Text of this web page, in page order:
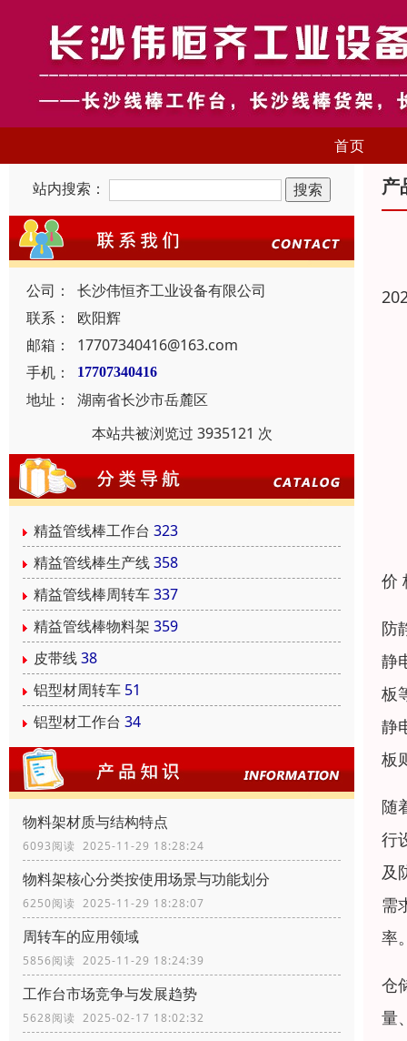
首页
站内搜索：
公司：
长沙伟恒齐工业设备有限公司
联系：
欧阳辉
邮箱：
17707340416@163.com
手机：
17707340416
地址：
湖南省长沙市岳麓区
本站共被浏览过 3935121 次
精益管线棒工作台 323
精益管线棒生产线358
精益管线棒周转车337
精益管线棒物料架 359
皮带线38
铝型材周转车 51
铝型材工作台 34
物料架材质与结构特点
6093阅读 2025-11-29 18:28:24
物料架核心分类按使用场景与功能划分
6250阅读 2025-11-29 18:28:07
周转车的应用领域
5856阅读 2025-11-29 18:24:39
工作台市场竞争与发展趋势
5628阅读 2025-02-17 18:02:32
产
价
防
静
板
静
板
随
行
及
需
率
仓
量